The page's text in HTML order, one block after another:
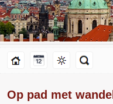
Op pad met